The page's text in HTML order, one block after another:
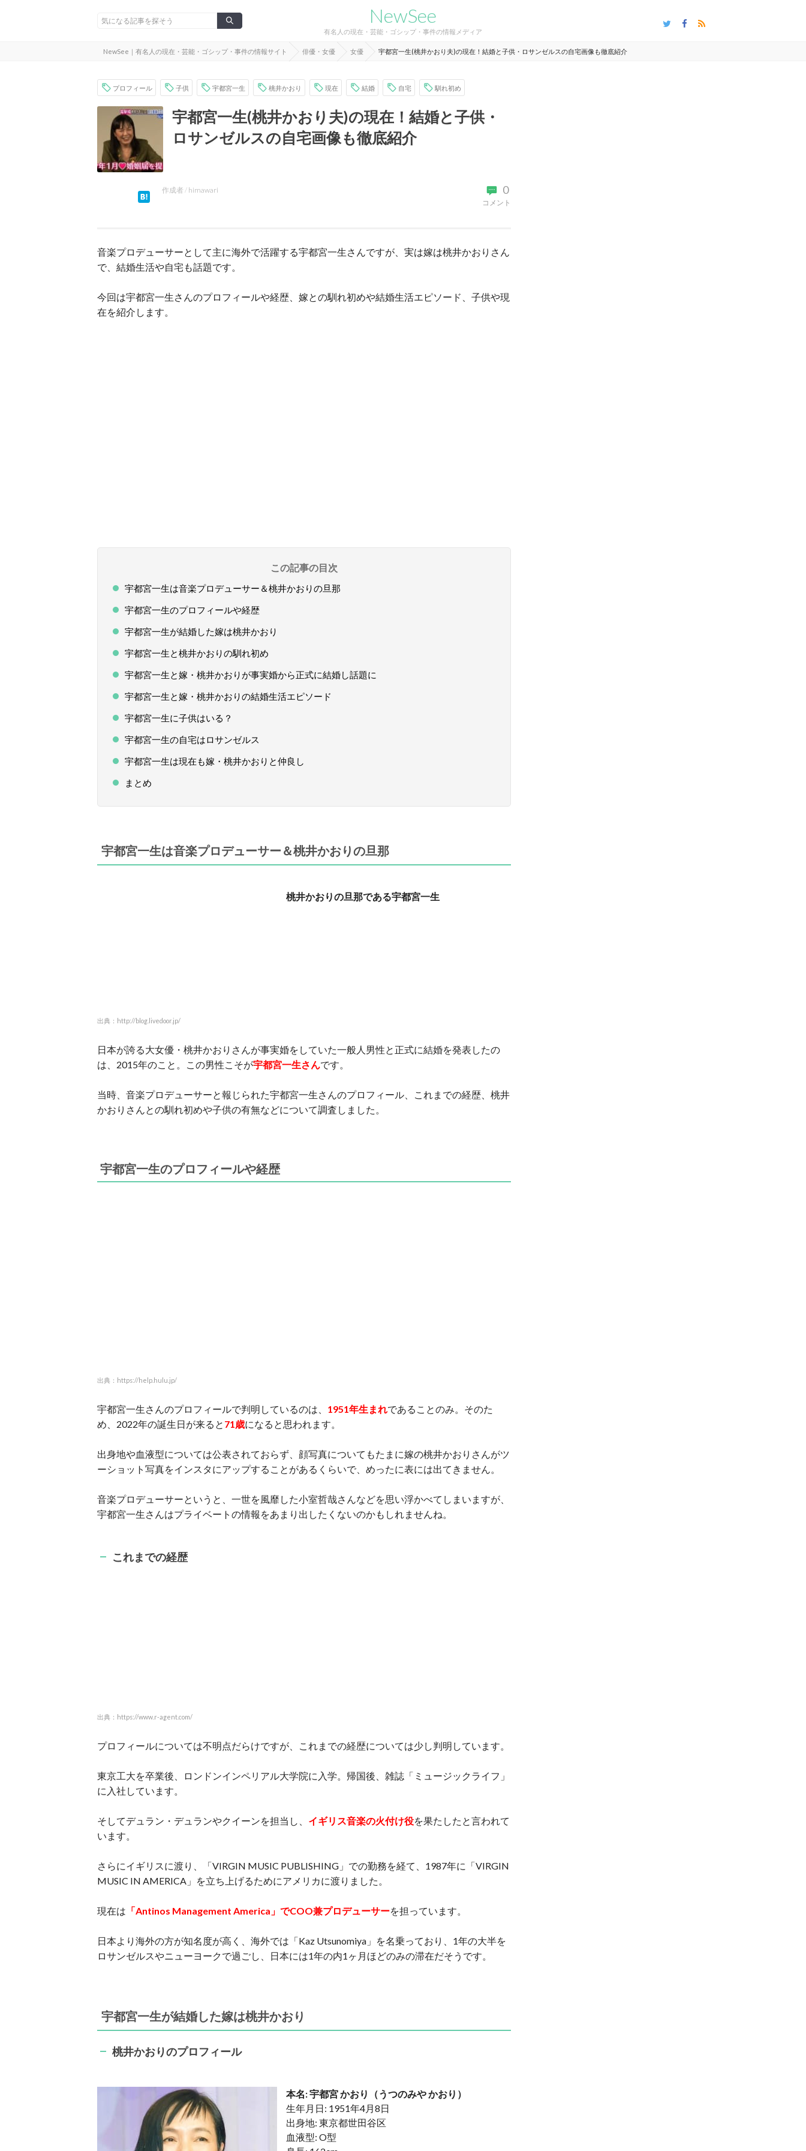
NewSee
有名人の現在・芸能・ゴシップ・事件の情報メディア
NewSee｜有名人の現在・芸能・ゴシップ・事件の情報サイト 俳優・女優 女優 宇都宮一生(桃井かおり夫)の現在！結婚と子供・ロサンゼルスの自宅画像も徹底紹介
プロフィール 子供 宇都宮一生 桃井かおり 現在 結婚 自宅 馴れ初め
宇都宮一生(桃井かおり夫)の現在！結婚と子供・
ロサンゼルスの自宅画像も徹底紹介
0
コメント
作成者 / himawari
音楽プロデューサーとして主に海外で活躍する宇都宮一生さんですが、実は嫁は桃井かおりさん
で、結婚生活や自宅も話題です。
今回は宇都宮一生さんのプロフィールや経歴、嫁との馴れ初めや結婚生活エピソード、子供や現
在を紹介します。
この記事の目次
宇都宮一生は音楽プロデューサー＆桃井かおりの旦那
宇都宮一生のプロフィールや経歴
宇都宮一生が結婚した嫁は桃井かおり
宇都宮一生と桃井かおりの馴れ初め
宇都宮一生と嫁・桃井かおりが事実婚から正式に結婚し話題に
宇都宮一生と嫁・桃井かおりの結婚生活エピソード
宇都宮一生に子供はいる？
宇都宮一生の自宅はロサンゼルス
宇都宮一生は現在も嫁・桃井かおりと仲良し
まとめ
宇都宮一生は音楽プロデューサー＆桃井かおりの旦那
出典：http://blog.livedoor.jp/
桃井かおりの旦那である宇都宮一生
日本が誇る大女優・桃井かおりさんが事実婚をしていた一般人男性と正式に結婚を発表したの
は、2015年のこと。この男性こそが宇都宮一生さんです。
当時、音楽プロデューサーと報じられた宇都宮一生さんのプロフィール、これまでの経歴、桃井
かおりさんとの馴れ初めや子供の有無などについて調査しました。
宇都宮一生のプロフィールや経歴
出典：https://help.hulu.jp/
宇都宮一生さんのプロフィールで判明しているのは、 1951年生まれであることのみ。そのた
め、2022年の誕生日が来ると 71歳になると思われます。
出身地や血液型については公表されておらず、顔写真についてもたまに嫁の桃井かおりさんがツ
ーショット写真をインスタにアップすることがあるくらいで、めったに表には出てきません。
音楽プロデューサーというと、一世を風靡した小室哲哉さんなどを思い浮かべてしまいますが、
宇都宮一生さんはプライベートの情報をあまり出したくないのかもしれませんね。
これまでの経歴
出典：https://www.r-agent.com/
プロフィールについては不明点だらけですが、これまでの経歴については少し判明しています。
東京工大を卒業後、ロンドンインペリアル大学院に入学。帰国後、雑誌「ミュージックライフ」
に入社しています。
そしてデュラン・デュランやクイーンを担当し、 イギリス音楽の火付け役を果たしたと言われて
います。
さらにイギリスに渡り、「VIRGIN MUSIC PUBLISHING」での勤務を経て、1987年に「VIRGIN
MUSIC IN AMERICA」を立ち上げるためにアメリカに渡りました。
現在は 「Antinos Management America」でCOO兼プロデューサーを担っています。
日本より海外の方が知名度が高く、海外では「Kaz Utsunomiya」を名乗っており、1年の大半を
ロサンゼルスやニューヨークで過ごし、日本には1年の内1ヶ月ほどのみの滞在だそうです。
宇都宮一生が結婚した嫁は桃井かおり
桃井かおりのプロフィール
本名: 宇都宮 かおり（うつのみや かおり）
生年月日: 1951年4月8日
出身地: 東京都世田谷区
血液型: O型